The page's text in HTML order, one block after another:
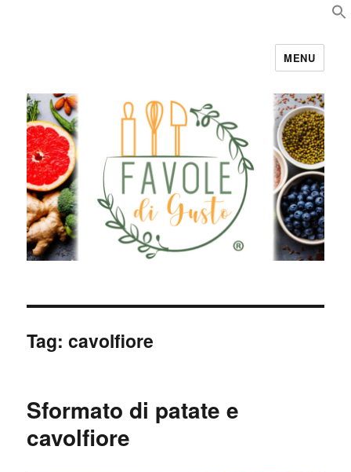
MENU
Tag:cavolfiore
Sformato di patate e
cavolfiore